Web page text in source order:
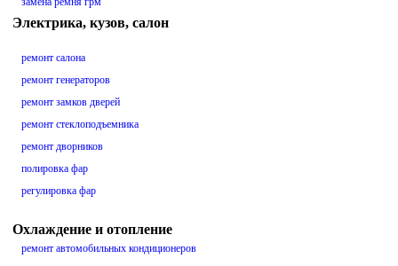
Электрика, кузов, салон
ремонт салона
ремонт генераторов
ремонт замков дверей
ремонт стеклоподъемника
ремонт дворников
полировка фар
регулировка фар
Охлаждение и отопление
ремонт автомобильных кондиционеров